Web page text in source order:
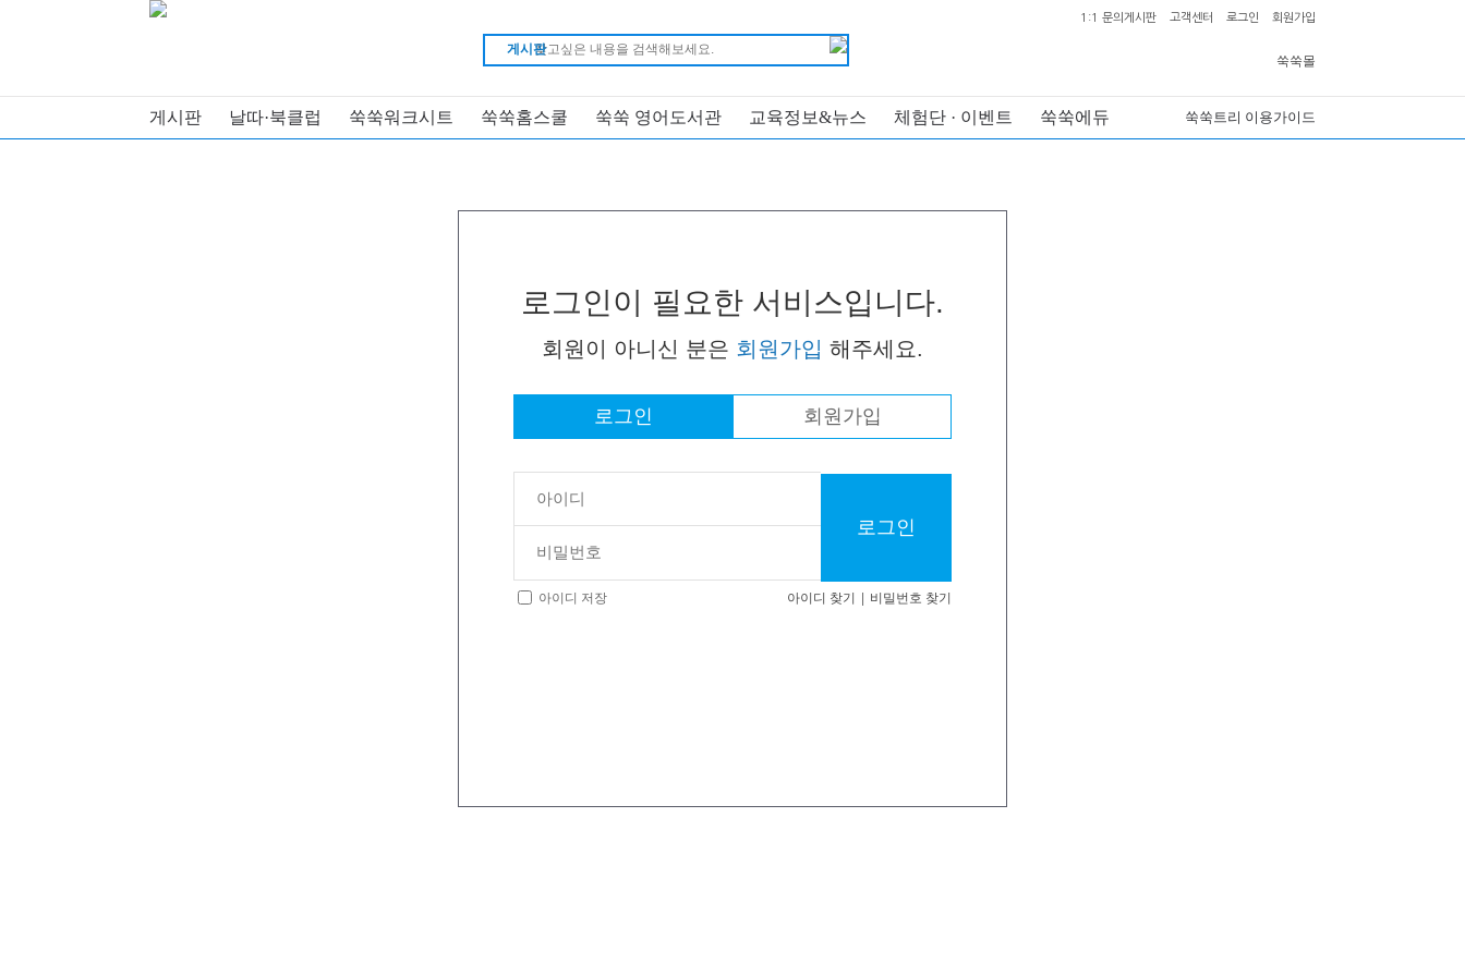
게시판
1:1 문의게시판 고객센터 로그인 회원가입
쑥쑥몰
게시판 날따·북클럽 쑥쑥워크시트 쑥쑥홈스쿨 쑥쑥 영어도서관 교육정보&뉴스 체험단 · 이벤트 쑥쑥에듀 쑥쑥트리 이용가이드
로그인이 필요한 서비스입니다.
회원이 아니신 분은 회원가입 해주세요.
로그인 회원가입
로그인
아이디 저장 아이디 찾기 | 비밀번호 찾기